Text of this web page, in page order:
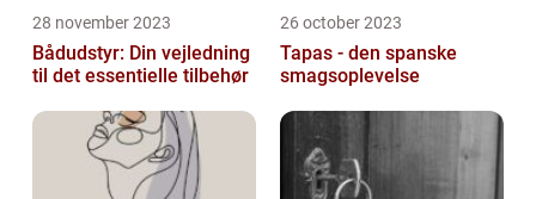
28 november 2023
Bådudstyr: Din vejledning
til det essentielle tilbehør
26 october 2023
Tapas - den spanske
smagsoplevelse